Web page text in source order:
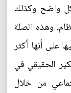
واضح وكذلك
وهذه الصلة
على أنها أكثر
الحقيقي في
من خلال